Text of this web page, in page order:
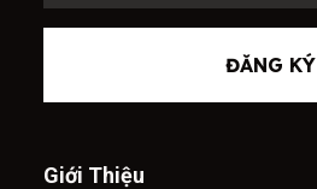
ĐĂNG KÝ
Giới Thiệu